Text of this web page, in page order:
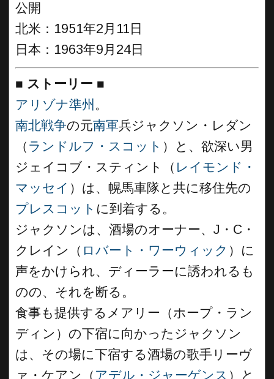
公開
北米：1951年2月11日
日本：1963年9月24日
■ ストーリー ■
アリゾナ準州 。
南北戦争の元南軍兵ジャクソン・レダン
（ ランドルフ・スコット ）と、欲深い男
ジェイコブ・スティント（ レイモンド・
マッセイ ）は、幌馬車隊と共に移住先の
プレスコット に到着する。
ジャクソンは、酒場のオーナー、J・C・
クレイン（ ロバート・ワーウィック ）に
声をかけられ、ディーラーに誘われるも
のの、それを断る。
食事も提供するメアリー（ホープ・ラン
ディン）の下宿に向かったジャクソン
は、その場に下宿する酒場の歌手リーヴ
ァ・ケアン（ アデル・ジャーゲンス ）と